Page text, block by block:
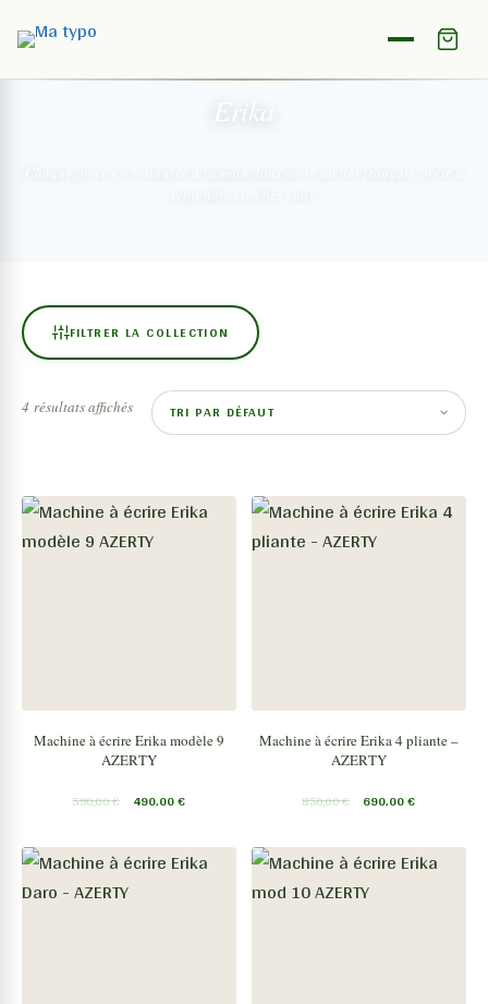
Erika
FILTRER LA COLLECTION
4 résultats affichés
Machine à écrire Erika modèle 9
AZERTY
590,00€ 490,00€
Machine à écrire Erika 4 pliante –
AZERTY
850,00€ 690,00€